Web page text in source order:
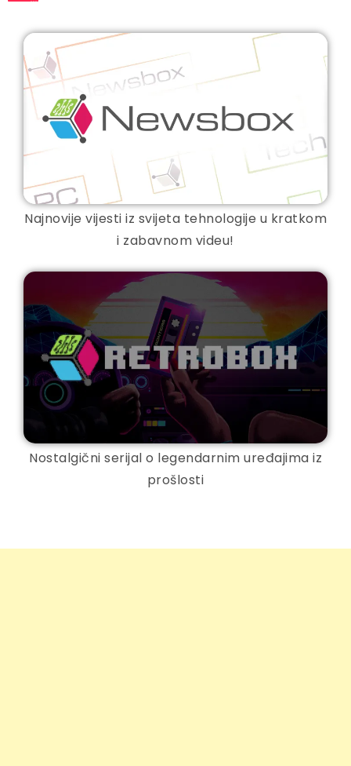
Najnovije vijesti iz svijeta tehnologije u kratkom
i zabavnom videu!
Nostalgični serijal o legendarnim uređajima iz
prošlosti